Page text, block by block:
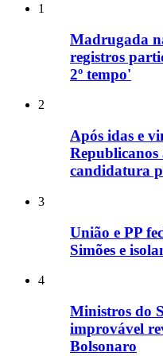
1
Madrugada
registros
2º tempo'
2
Após idas e
candidatura
3
União e PP
Simões e
4
Ministros do
improvável
Bolsonaro